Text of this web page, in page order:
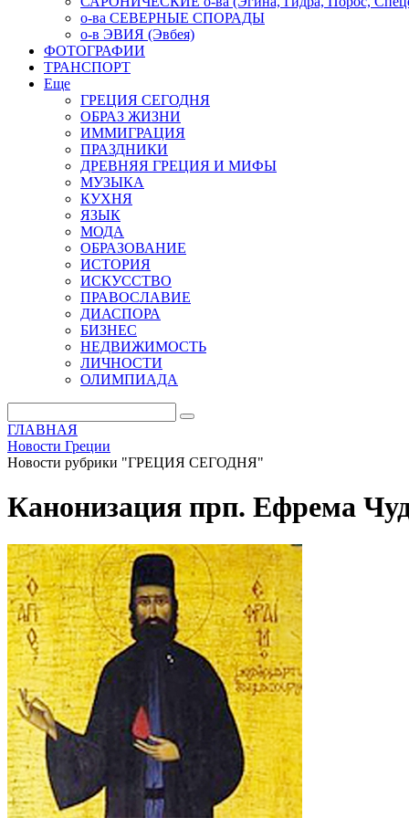
о-ва СЕВЕРНЫЕ СПОРАДЫ
о-в ЭВИЯ (Эвбея)
ФОТОГРАФИИ
ТРАНСПОРТ
Еще
ГРЕЦИЯ СЕГОДНЯ
ОБРАЗ ЖИЗНИ
ИММИГРАЦИЯ
ПРАЗДНИКИ
ДРЕВНЯЯ ГРЕЦИЯ И МИФЫ
МУЗЫКА
КУХНЯ
ЯЗЫК
МОДА
ОБРАЗОВАНИЕ
ИСТОРИЯ
ИСКУССТВО
ПРАВОСЛАВИЕ
ДИАСПОРА
БИЗНЕС
НЕДВИЖИМОСТЬ
ЛИЧНОСТИ
ОЛИМПИАДА
ГЛАВНАЯ
Новости Греции
Новости рубрики "ГРЕЦИЯ СЕГОДНЯ"
Канонизация прп. Ефрема